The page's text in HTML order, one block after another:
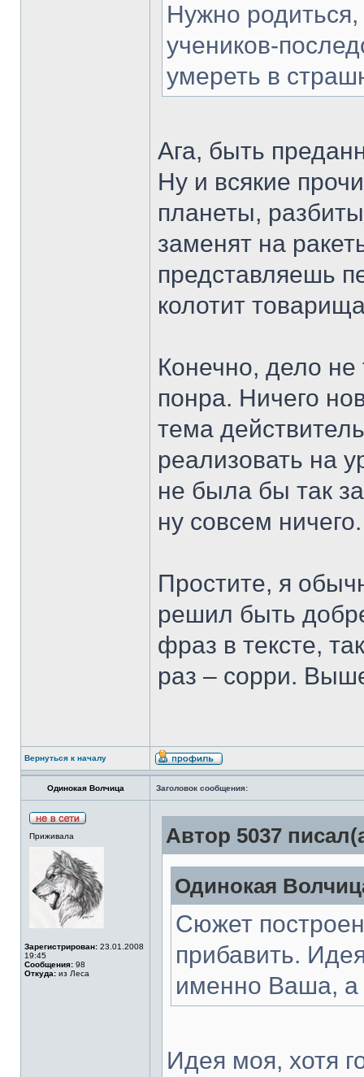
Нужно
учеников-
умереть в
Ага, быть
Ну и всякие
планеты,
заменят на
представляешь
колотит
Конечно, дело
понра. Ничего
тема
реализовать на
не была бы так
ну совсем ничего.
Простите, я
решил быть
фраз в тексте,
раз – сорри.
Вернуться к началу
Одинокая Волчица Заголовок сообщения:
Приживала
Зарегистрирован: 23.01.2008
19:45
Сообщения: 98
Откуда: из Леса
Автор 5037
Одинокая
Сюжет
прибавить.
именно Ваша, а
Идея моя, хотя